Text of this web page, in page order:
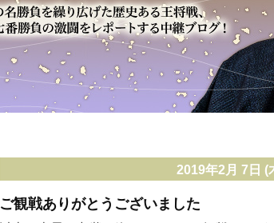
2019年2月 7日 (
ご観戦ありがとうございました